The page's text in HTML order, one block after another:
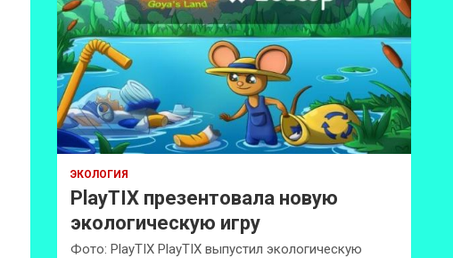
ЭКОЛОГИЯ
PlayTIX презентовала новую
экологическую игру
Фото: PlayTIX PlayTIX выпустил экологическую